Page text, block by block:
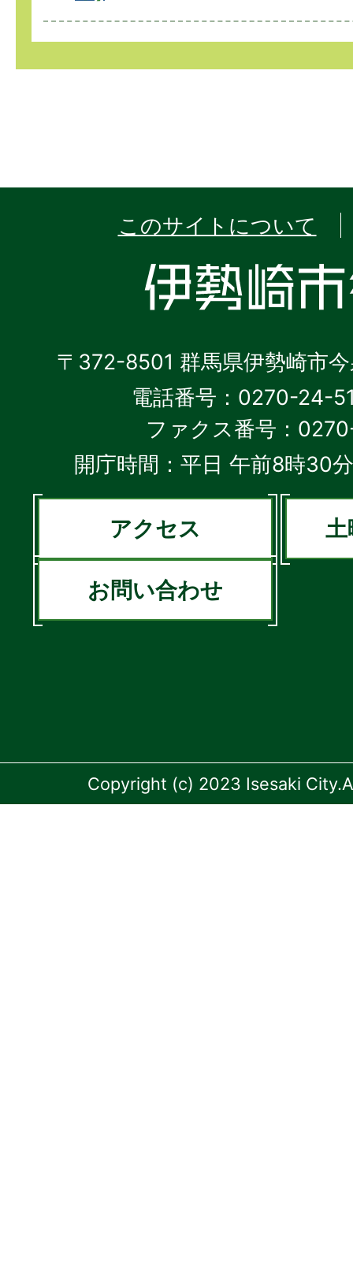
このサイトについて
〒372-8501 群馬県伊勢崎市
電話番号：0270-24-
ファクス番号：
開庁時間：平日 午前8時30
アクセス 土
お問い合わせ
Copyright (c) 2023 Isesaki